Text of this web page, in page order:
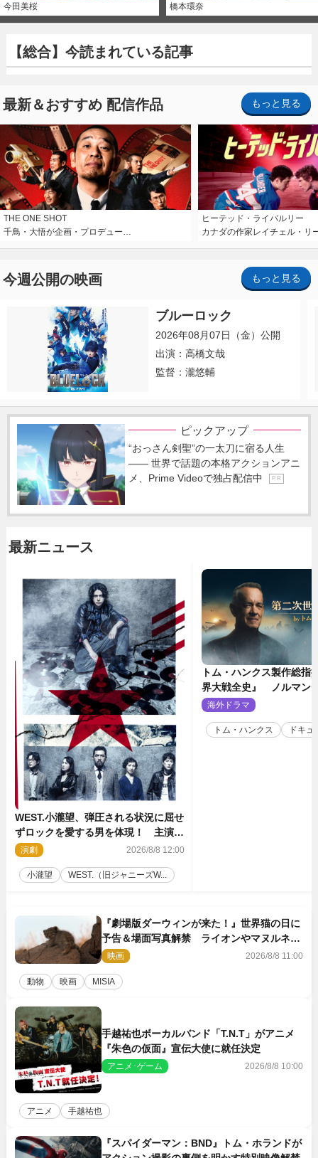
今田美桜 橋本環奈
【総合】今読まれている記事
最新＆おすすめ 配信作品 もっと見る
THE ONE SHOT
千鳥・大悟が企画・プロデュー…
ヒーテッド・ライバルリー
カナダの作家レイチェル・リ
今週公開の映画 もっと見る
ブルーロック
2026年08月07日（金）公開
出演：高橋文哉
監督：瀧悠輔
ピックアップ
“おっさん剣聖”の一太刀に宿る人生
―― 世界で話題の本格アクションアニ
メ、Prime Videoで独占配信中
P R
最新ニュース
WEST.小瀧望、弾圧される状況に屈せ
ずロックを愛する男を体現！ 主演舞
台『ロックンロール』ビジュアル解禁
演劇 2026/8/8 12:00
小瀧望 WEST.（旧ジャニーズW...
トム・ハンクス製作総指
界大戦全史』 ノルマン
壮絶な戦場を収めた特別
海外ドラマ
トム・ハンクス ドキ
『劇場版ダーウィンが来た！』世界猫の日に
予告＆場面写真解禁 ライオンやマヌルネコ
の赤ちゃんが大集合
映画 2026/8/8 11:00
動物 映画 MISIA
手越祐也ボーカルバンド「T.N.T」がアニメ
『朱色の仮面』宣伝大使に就任決定
アニメ･ゲーム 2026/8/8 10:00
アニメ 手越祐也
『スパイダーマン：BND』トム・ホランドが